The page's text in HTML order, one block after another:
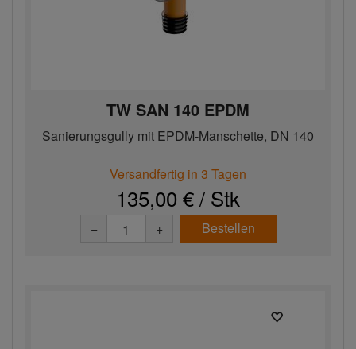
TW SAN 140 EPDM
Sanierungsgully mit EPDM-Manschette, DN 140
Versandfertig in 3 Tagen
135,00 € / Stk
− + Bestellen